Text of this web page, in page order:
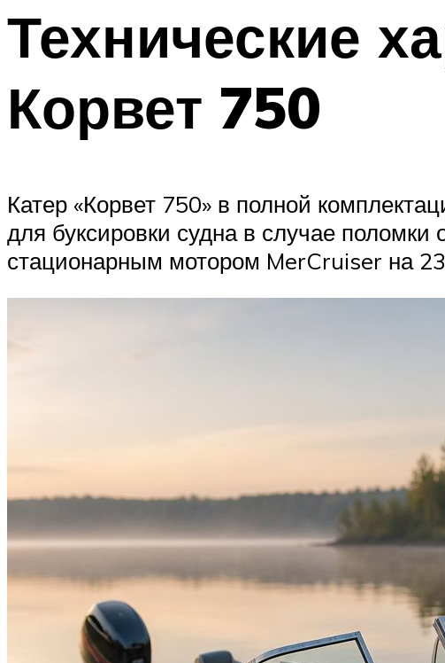
Технические
Корвет 750
Катер «Корвет 750» в полной
для буксировки судна в случае поломки
стационарным мотором MerCruiser на